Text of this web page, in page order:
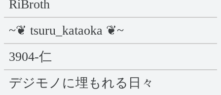
RiBroth
~❦ tsuru_kataoka ❦~
3904-仁
デジモノに埋もれる日々